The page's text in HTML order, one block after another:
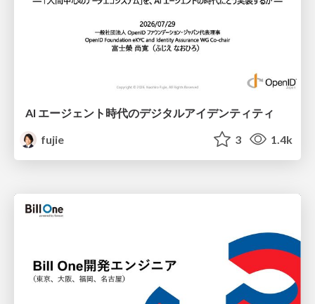
AI エージェント時代のデジタルアイデンティティ
fujie
3 1.4k